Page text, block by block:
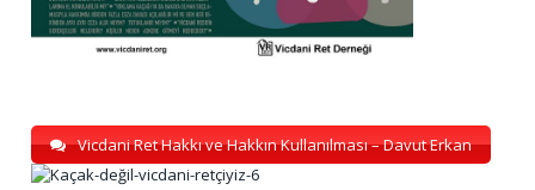
Vicdani Ret Hakkı ve Hakkın Kullanılması – Davut Erkan